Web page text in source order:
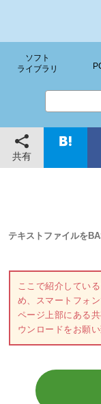
ソフト
ライブラリ
共有
テキストファイルを
ここで紹介してい
め、スマートフォ
ページ上部にある
ウンロードをお願い